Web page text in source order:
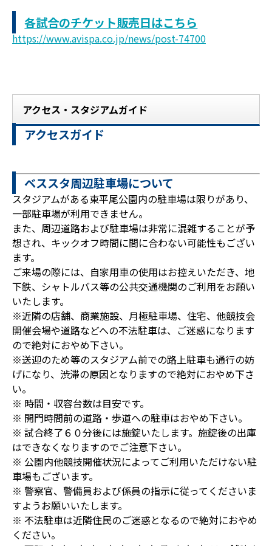
各試合のチケット販売日はこちら
https://www.avispa.co.jp/news/post-74700
アクセス・スタジアムガイド
アクセスガイド
ベススタ周辺駐車場について
スタジアムがある東平尾公園内の駐車場は限りがあり、
一部駐車場が利用できません。
また、周辺道路および駐車場は非常に混雑することが予
想され、キックオフ時間に間に合わない可能性もござい
ます。
ご来場の際には、自家用車の使用はお控えいただき、地
下鉄、シャトルバス等の公共交通機関のご利用をお願い
いたします。
※近隣の店舗、商業施設、月極駐車場、住宅、他競技会
開催会場や道路などへの不法駐車は、ご迷惑になります
ので絶対におやめ下さい。
※送迎のため等のスタジアム前での路上駐車も通行の妨
げになり、渋滞の原因となりますので絶対におやめ下さ
い。
※ 時間・収容台数は目安です。
※ 開門時間前の道路・歩道への駐車はおやめ下さい。
※ 試合終了６０分後には施錠いたします。施錠後の出庫
はできなくなりますのでご注意下さい。
※ 公園内他競技開催状況によってご利用いただけない駐
車場もございます。
※ 警察官、警備員および係員の指示に従ってくださいま
すようお願いいたします。
※ 不法駐車は近隣住民のご迷惑となるので絶対におやめ
ください。